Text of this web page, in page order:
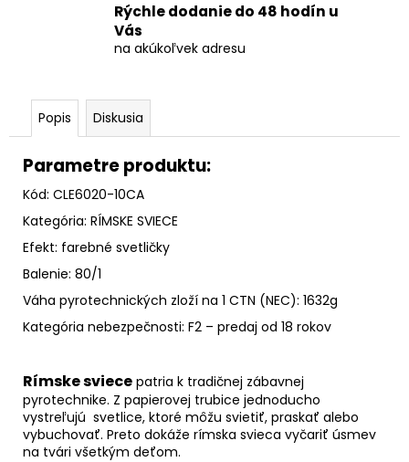
Rýchle dodanie do 48 hodín u
Vás
na akúkoľvek adresu
Popis Diskusia
Parametre produktu:
Kód: CLE6020-10CA
Kategória: RÍMSKE SVIECE
Efekt: farebné svetličky
Balenie: 80/1
Váha pyrotechnických zloží na 1 CTN (NEC): 1632g
Kategória nebezpečnosti: F2 – predaj od 18 rokov
Rímske sviece patria k tradičnej zábavnej
pyrotechnike. Z papierovej trubice jednoducho
vystreľujú svetlice, ktoré môžu svietiť, praskať alebo
vybuchovať. Preto dokáže rímska svieca vyčariť úsmev
na tvári všetkým deťom.
DÚHA
40MM
PREMIUM
€200